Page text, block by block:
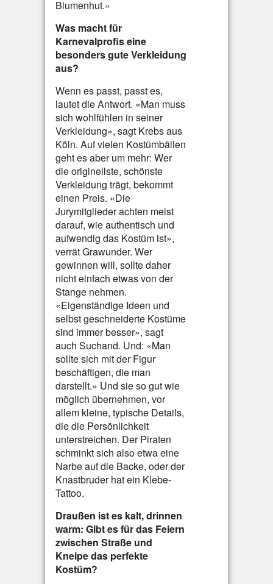
Blumenhut.»
Was macht für
Karnevalprofis eine
besonders gute Verkleidung
aus?
Wenn es passt, passt es,
lautet die Antwort. «Man muss
sich wohlfühlen in seiner
Verkleidung», sagt Krebs aus
Köln. Auf vielen Kostümbällen
geht es aber um mehr: Wer
die originellste, schönste
Verkleidung trägt, bekommt
einen Preis. «Die
Jurymitglieder achten meist
darauf, wie authentisch und
aufwendig das Kostüm ist»,
verrät Grawunder. Wer
gewinnen will, sollte daher
nicht einfach etwas von der
Stange nehmen.
«Eigenständige Ideen und
selbst geschneiderte Kostüme
sind immer besser», sagt
auch Suchand. Und: «Man
sollte sich mit der Figur
beschäftigen, die man
darstellt.» Und sie so gut wie
möglich übernehmen, vor
allem kleine, typische Details,
die die Persönlichkeit
unterstreichen. Der Piraten
schminkt sich also etwa eine
Narbe auf die Backe, oder der
Knastbruder hat ein Klebe-
Tattoo.
Draußen ist es kalt, drinnen
warm: Gibt es für das Feiern
zwischen Straße und
Kneipe das perfekte
Kostüm?